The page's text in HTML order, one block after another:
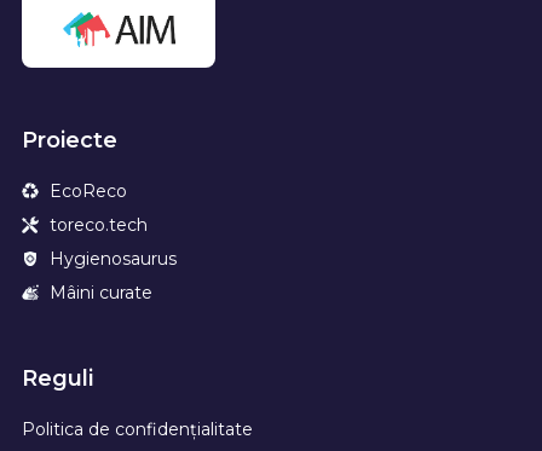
Proiecte
EcoReco
toreco.tech
Hygienosaurus
Mâini curate
Reguli
Politica de confidențialitate